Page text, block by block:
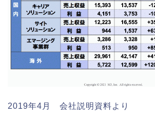
2019年4月 会社説明資料より